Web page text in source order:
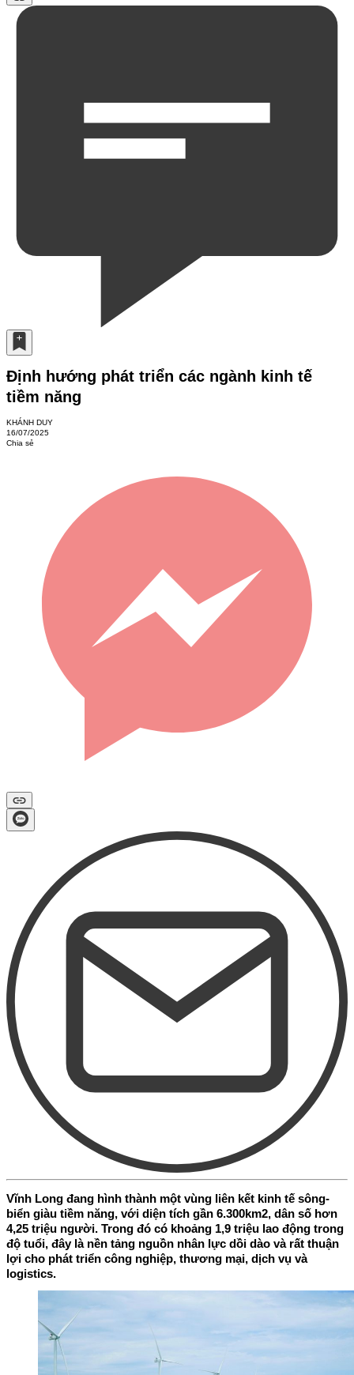
Định hướng phát triển các ngành kinh tế
tiềm năng
KHÁNH DUY
16/07/2025
Chia sẻ
Vĩnh Long đang hình thành một vùng liên kết kinh tế sông-
biển giàu tiềm năng, với diện tích gần 6.300km2, dân số hơn
4,25 triệu người. Trong đó có khoảng 1,9 triệu lao động trong
độ tuổi, đây là nền tảng nguồn nhân lực dồi dào và rất thuận
lợi cho phát triển công nghiệp, thương mại, dịch vụ và
logistics.